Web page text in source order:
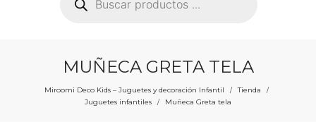
productos
MUÑECA GRETA TELA
Miroomi Deco Kids – Juguetes y decoración Infantil / Tienda /
Juguetes infantiles / Muñeca Greta tela